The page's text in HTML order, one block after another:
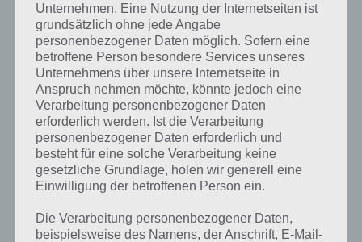
Unternehmen. Eine Nutzung der Internetseiten ist
grundsätzlich ohne jede Angabe
personenbezogener Daten möglich. Sofern eine
betroffene Person besondere Services unseres
Unternehmens über unsere Internetseite in
Anspruch nehmen möchte, könnte jedoch eine
Verarbeitung personenbezogener Daten
erforderlich werden. Ist die Verarbeitung
personenbezogener Daten erforderlich und
besteht für eine solche Verarbeitung keine
gesetzliche Grundlage, holen wir generell eine
Einwilligung der betroffenen Person ein.
Die Verarbeitung personenbezogener Daten,
beispielsweise des Namens, der Anschrift, E-Mail-